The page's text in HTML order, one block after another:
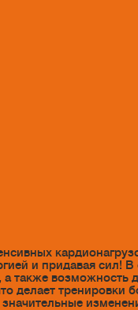
и придавая сил!
также
делает тренировки